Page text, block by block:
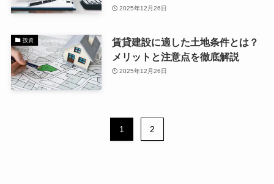
2025年12月26日
投資
賃貸建設に適した土地条件とは？
メリットと注意点を徹底解説
2025年12月26日
1 2